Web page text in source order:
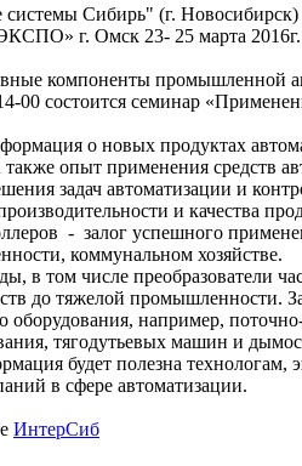
Сибирь" (г.
г. Омск 23- 25 марта 2016г.
компоненты промышленной
00 состоится семинар
о новых продуктах
опыт применения средств
задач автоматизации и
и качества
- залог успешного
коммунальном хозяйстве.
в том числе преобразователи
до тяжелой промышленности.
оборудования, например,
тягодутьевых машин и
будет полезна
в сфере автоматизации.
ИнтерСиб